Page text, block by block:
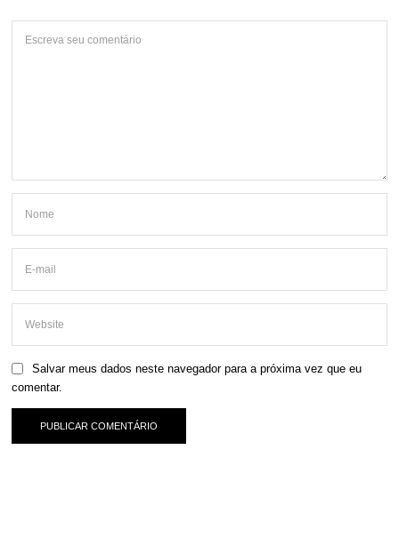
Salvar meus dados neste navegador para a próxima vez que eu
comentar.